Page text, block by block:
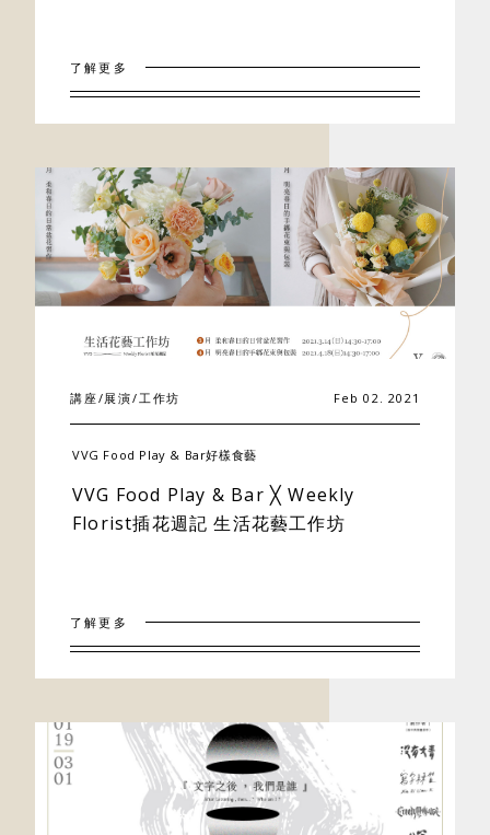
了解更多
講座/展演/工作坊 Feb 02. 2021
VVG Food Play & Bar好樣食藝
VVG Food Play & Bar ╳ Weekly
Florist插花週記 生活花藝工作坊
了解更多